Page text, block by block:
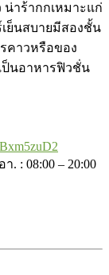
น่าร้ากกเหมาะแก่
ย็นสบายมีสองชั้น
คาวหรือของ
นอาหารฟิวชั่น
า. : 08:00 – 20:00